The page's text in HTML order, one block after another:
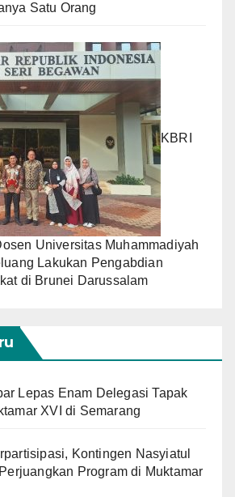
Satu Orang
KBRI
Universitas Muhammadiyah
Lakukan Pengabdian
di Brunei Darussalam
Lepas Enam Delegasi Tapak
XVI di Semarang
Kontingen Nasyiatul
Program di Muktamar